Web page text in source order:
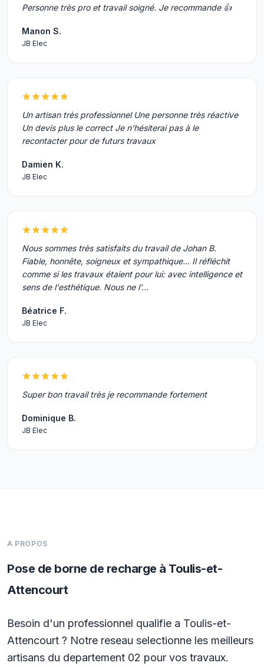
Personne très pro et travail soigné. Je recommande 👍
Manon S.
JB Elec
Un artisan très professionnel Une personne très réactive
Un devis plus le correct Je n'hésiterai pas à le
recontacter pour de futurs travaux
Damien K.
JB Elec
Nous sommes très satisfaits du travail de Johan B.
Fiable, honnête, soigneux et sympathique... Il réfléchit
comme si les travaux étaient pour lui: avec intelligence et
sens de l'esthétique. Nous ne l'…
Béatrice F.
JB Elec
Super bon travail très je recommande fortement
Dominique B.
JB Elec
A PROPOS
Pose de borne de recharge à Toulis-et-
Attencourt
Besoin d'un professionnel qualifie a Toulis-et-
Attencourt ? Notre reseau selectionne les meilleurs
artisans du departement 02 pour vos travaux.